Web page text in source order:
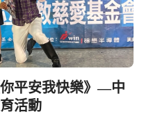
平安我快樂》—中
活動